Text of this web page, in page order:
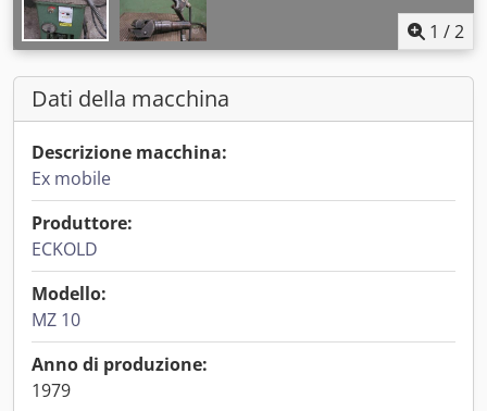
1 /2
Dati della macchina
Descrizione macchina:
Ex mobile
Produttore:
ECKOLD
Modello:
MZ 10
Anno di produzione:
1979